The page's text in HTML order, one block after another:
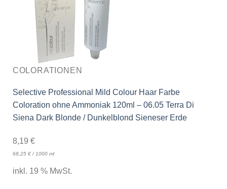
COLORATIONEN
Selective Professional Mild Colour Haar Farbe
Coloration ohne Ammoniak 120ml – 06.05 Terra Di
Siena Dark Blonde / Dunkelblond Sieneser Erde
8,19 €
68,25 €/ 1000 ml
inkl. 19 % MwSt.